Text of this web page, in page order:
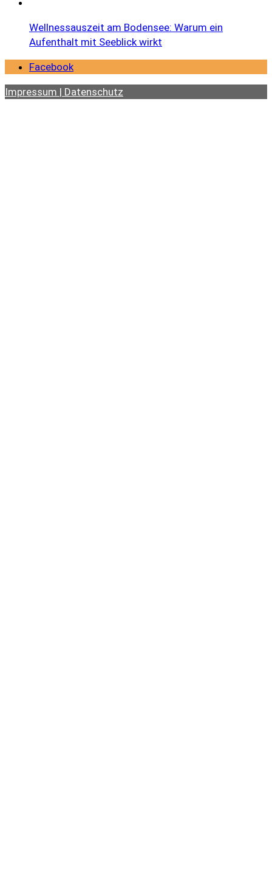
Wellnessauszeit am Bodensee: Warum ein
Aufenthalt mit Seeblick wirkt
Facebook
Impressum | Datenschutz